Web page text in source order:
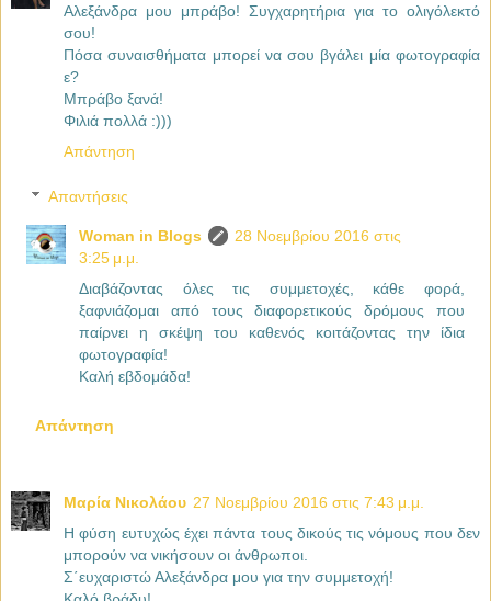
Aλεξάνδρα μου μπράβο! Συγχαρητήρια για το ολιγόλεκτό
σου!
Πόσα συναισθήματα μπορεί να σου βγάλει μία φωτογραφία
ε?
Μπράβο ξανά!
Φιλιά πολλά :)))
Απάντηση
Απαντήσεις
Woman in Blogs
28 Νοεμβρίου 2016 στις
3:25 μ.μ.
Διαβάζοντας όλες τις συμμετοχές, κάθε φορά,
ξαφνιάζομαι από τους διαφορετικούς δρόμους που
παίρνει η σκέψη του καθενός κοιτάζοντας την ίδια
φωτογραφία!
Καλή εβδομάδα!
Απάντηση
Μαρία Νικολάου 27 Νοεμβρίου 2016 στις 7:43 μ.μ.
Η φύση ευτυχώς έχει πάντα τους δικούς τις νόμους που δεν
μπορούν να νικήσουν οι άνθρωποι.
Σ΄ευχαριστώ Αλεξάνδρα μου για την συμμετοχή!